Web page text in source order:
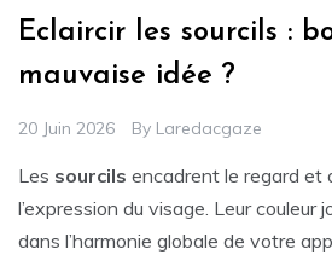
Eclaircir les sourcils :
mauvaise idée ?
20 Juin 2026 By Laredacgaze
Les sourcils encadrent le regard et
l’expression du visage. Leur couleur
dans l’harmonie globale de votre